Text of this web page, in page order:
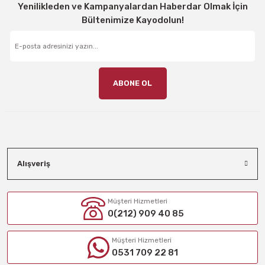
Yenilikleden ve Kampanyalardan Haberdar Olmak İçin
Bültenimize Kayodolun!
ABONE OL
Alışveriş
Müşteri Hizmetleri
0(212) 909 40 85
Müşteri Hizmetleri
0531 709 22 81